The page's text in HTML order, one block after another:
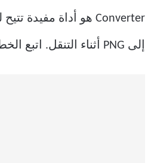
إلى PNG أثناء التنقل. اتبع الخطوات التالية.